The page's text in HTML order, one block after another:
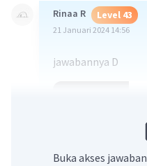
Rinaa R Level 43
21 Januari 2024 14:56
jawabannya D
Buka akses